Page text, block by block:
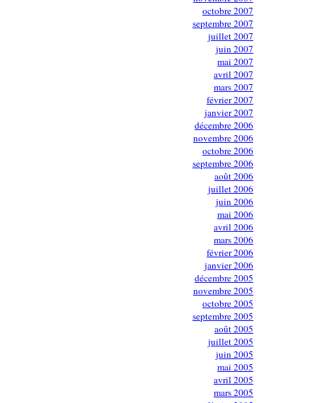
octobre 2007
septembre 2007
juillet 2007
juin 2007
mai 2007
avril 2007
mars 2007
février 2007
janvier 2007
décembre 2006
novembre 2006
octobre 2006
septembre 2006
août 2006
juillet 2006
juin 2006
mai 2006
avril 2006
mars 2006
février 2006
janvier 2006
décembre 2005
novembre 2005
octobre 2005
septembre 2005
août 2005
juillet 2005
juin 2005
mai 2005
avril 2005
mars 2005